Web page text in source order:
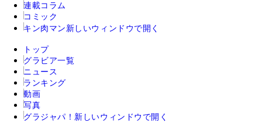
連載コラム
コミック
キン肉マン 新しいウィンドウで開く
トップ
グラビア一覧
ニュース
ランキング
動画
写真
グラジャパ！ 新しいウィンドウで開く